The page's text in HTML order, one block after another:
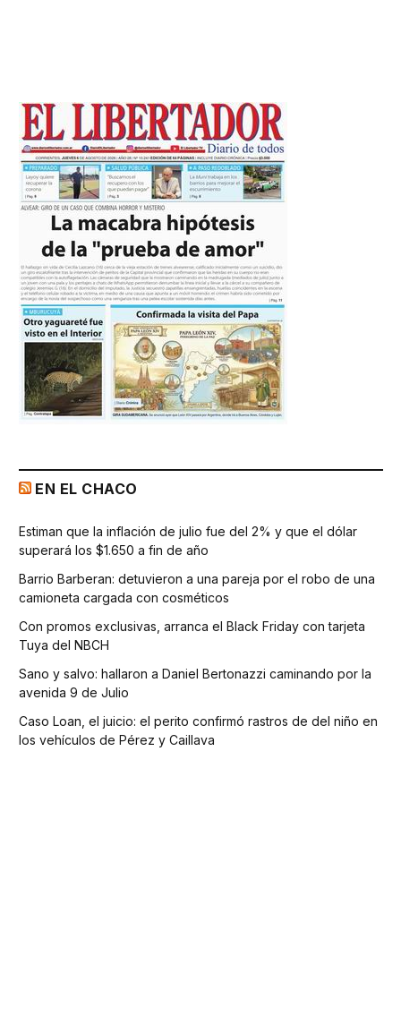
EN EL CHACO
Estiman que la inflación de julio fue del 2% y que el dólar
superará los $1.650 a fin de año
Barrio Barberan: detuvieron a una pareja por el robo de una
camioneta cargada con cosméticos
Con promos exclusivas, arranca el Black Friday con tarjeta
Tuya del NBCH
Sano y salvo: hallaron a Daniel Bertonazzi caminando por la
avenida 9 de Julio
Caso Loan, el juicio: el perito confirmó rastros de del niño en
los vehículos de Pérez y Caillava